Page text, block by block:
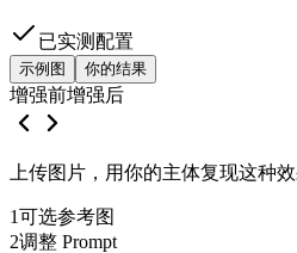
已实测配置
示例图 你的结果
增强前增强后
上传图片，用你的主体复现这种
1可选参考图
2调整 Prompt